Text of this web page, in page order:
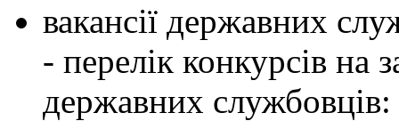
вакансії державних
- перелік конкурсів на
державних службовців: